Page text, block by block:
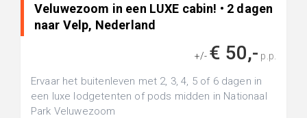
Veluwezoom in een LUXE cabin! • 2 dagen
naar Velp, Nederland
+/- € 50,- p.p.
Ervaar het buitenleven met 2, 3, 4, 5 of 6 dagen in
een luxe lodgetenten of pods midden in Nationaal
Park Veluwezoom